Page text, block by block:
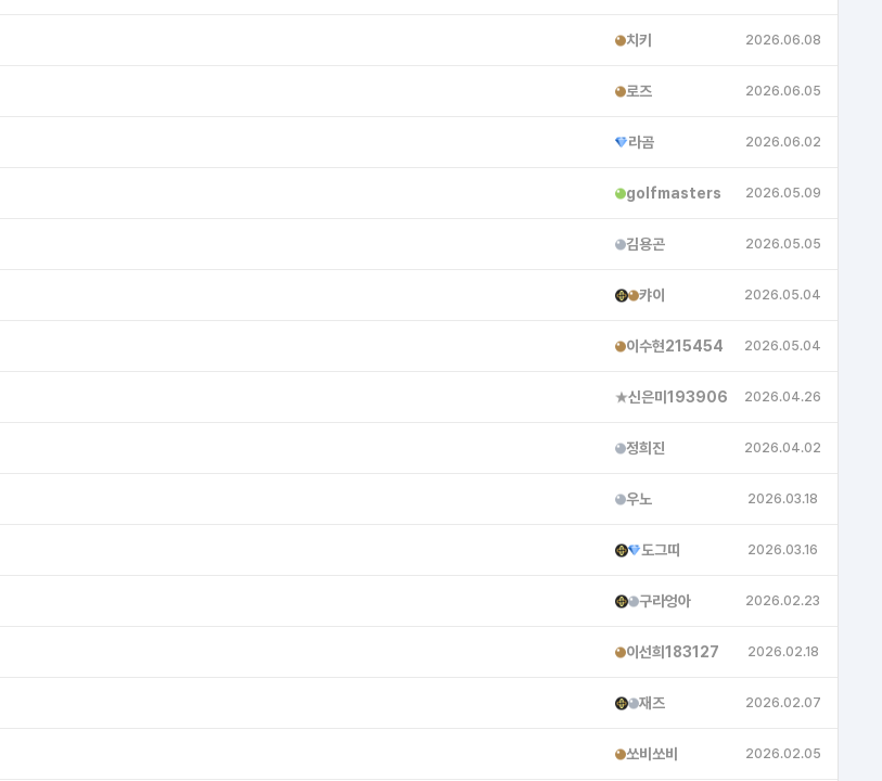
치키 공이2026.06.08
로즈 2026.06.05
라곰 2026.06.02
golfmasters 2026.05.09
김용곤 2026.05.05
캬이 2026.05.04
이수현215454 2026.05.04
신은미193906 2026.04.26
정희진 2026.04.02
우노 2026.03.18
도그띠 모카2026.03.16
구라엉아 2026.02.23
이선희183127 2026.02.18
재즈 2026.02.07
쏘비쏘비 맹고2026.02.05